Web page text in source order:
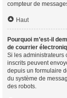
compteur de
Haut
Pourquoi m’est-il
de courrier
Si les administrateurs
inscrits peuvent
depuis un formulaire
du système de
des robots.